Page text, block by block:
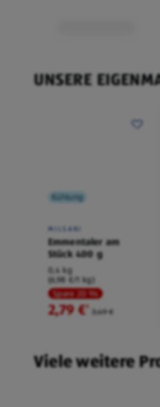
UNSERE
Kühlung
MILSANI
Emmentaler am
Stück 400 g
0,4 kg
(6,98 €/1 kg)
Spare 20 %
2,79 €² 3,49 €
Viele weitere